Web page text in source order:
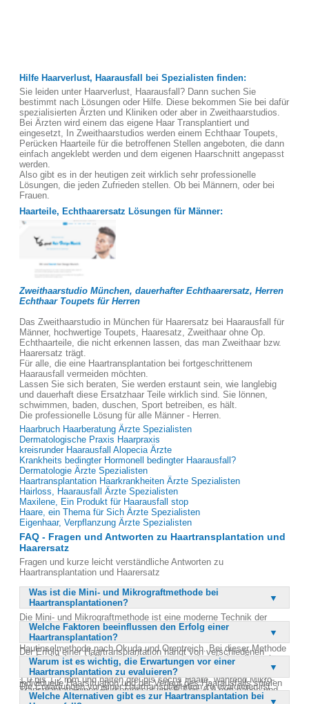
Hilfe Haarverlust, Haarausfall bei Spezialisten finden:
Sie leiden unter Haarverlust, Haarausfall? Dann suchen Sie
bestimmt nach Lösungen oder Hilfe. Diese bekommen Sie bei dafür
spezialisierten Ärzten und Kliniken oder aber in Zweithaarstudios.
Bei Ärzten wird einem das eigene Haar Transplantiert und
eingesetzt, In Zweithaarstudios werden einem Echthaar Toupets,
Perücken Haarteile für die betroffenen Stellen angeboten, die dann
einfach angeklebt werden und dem eigenen Haarschnitt angepasst
werden.
Also gibt es in der heutigen zeit wirklich sehr professionelle
Lösungen, die jeden Zufrieden stellen. Ob bei Männern, oder bei
Frauen.
Haarteile, Echthaarersatz Lösungen für Männer:
Zweithaarstudio München, dauerhafter Echthaarersatz, Herren
Echthaar Toupets für Herren
Das Zweithaarstudio in München für Haarersatz bei Haarausfall für
Männer, hochwertige Toupets, Haaresatz, Zweithaar ohne Op.
Echthaarteile, die nicht erkennen lassen, das man Zweithaar bzw.
Haarersatz trägt.
Für alle, die eine Haartransplantation bei fortgeschrittenem
Haarausfall vermeiden möchten.
Lassen Sie sich beraten, Sie werden erstaunt sein, wie langlebig
und dauerhaft diese Ersatzhaar Teile wirklich sind. Sie lönnen,
schwimmen, baden, duschen, Sport betreiben, es hält.
Die professionelle Lösung für alle Männer - Herren.
Haarbruch Haarberatung Ärzte Spezialisten
Dermatologische Praxis Haarpraxis
kreisrunder Haarausfall Alopecia Ärzte
Krankheits bedingter Hormonell bedingter Haarausfall?
Dermatologie Ärzte Spezialisten
Haartransplantation Haarkrankheiten Ärzte Spezialisten
Hairloss, Haarausfall Ärzte Spezialisten
Maxilene, Ein Produkt für Haarausfall stop
Haare, ein Thema für Sich Ärzte Spezialisten
Eigenhaar, Verpflanzung Ärzte Spezialisten
FAQ - Fragen und Antworten zu Haartransplantation und
Haarersatz
Fragen und kurze leicht verständliche Antworten zu
Haartransplantation und Haarersatz
Was ist die Mini- und Mikrograftmethode bei
Haartransplantationen?
Die Mini- und Mikrograftmethode ist eine moderne Technik der
Haartransplantation, die in den 80er Jahren von Marrit eingeführt
wurde. Sie ist eine Weiterentwicklung der ursprünglichen
Hautinselmethode nach Okuda und Orentreich. Bei dieser Methode
werden Mini- und Mikrotransplantate verwendet, die jeweils mehrere
Haare enthalten. Mini-Transplantate haben einen Durchmesser von
1,0 bis 1,2 mm und halten drei bis sechs Haare, während Mikro-
Transplantate einen Durchmesser von 0,7 bis 0,9 mm haben und
ein bis zwei Haare halten. Diese Technik ermöglicht es, die
Welche Faktoren beeinflussen den Erfolg einer
Haartransplantation?
Der Erfolg einer Haartransplantation hängt von verschiedenen
Faktoren ab. Dazu gehören die Gesichtsform, die Dichte und
Struktur des Haarkranzes sowie die Farbe der Haare. Auch die
individuelle Haarsituation und der Verlauf des Haarausfalls spielen
eine wichtige Rolle. Ein konsequentes Behandlungskonzept, das
Warum ist es wichtig, die Erwartungen vor einer
Haartransplantation zu evaluieren?
Die Erwartungen vor einer Haartransplantation zu evaluieren ist
wichtig, um ein optimales Maß an Patientenzufriedenheit zu
Welche Alternativen gibt es zur Haartransplantation bei